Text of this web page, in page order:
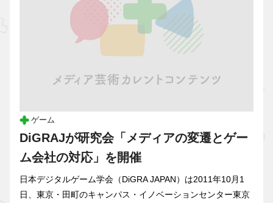
ゲーム
DiGRAJが研究会「メディアの変遷とゲー
ム会社の対応」を開催
日本デジタルゲーム学会（DiGRA JAPAN）は2011年10月1
日、東京・田町のキャンパス・イノベーションセンター東京